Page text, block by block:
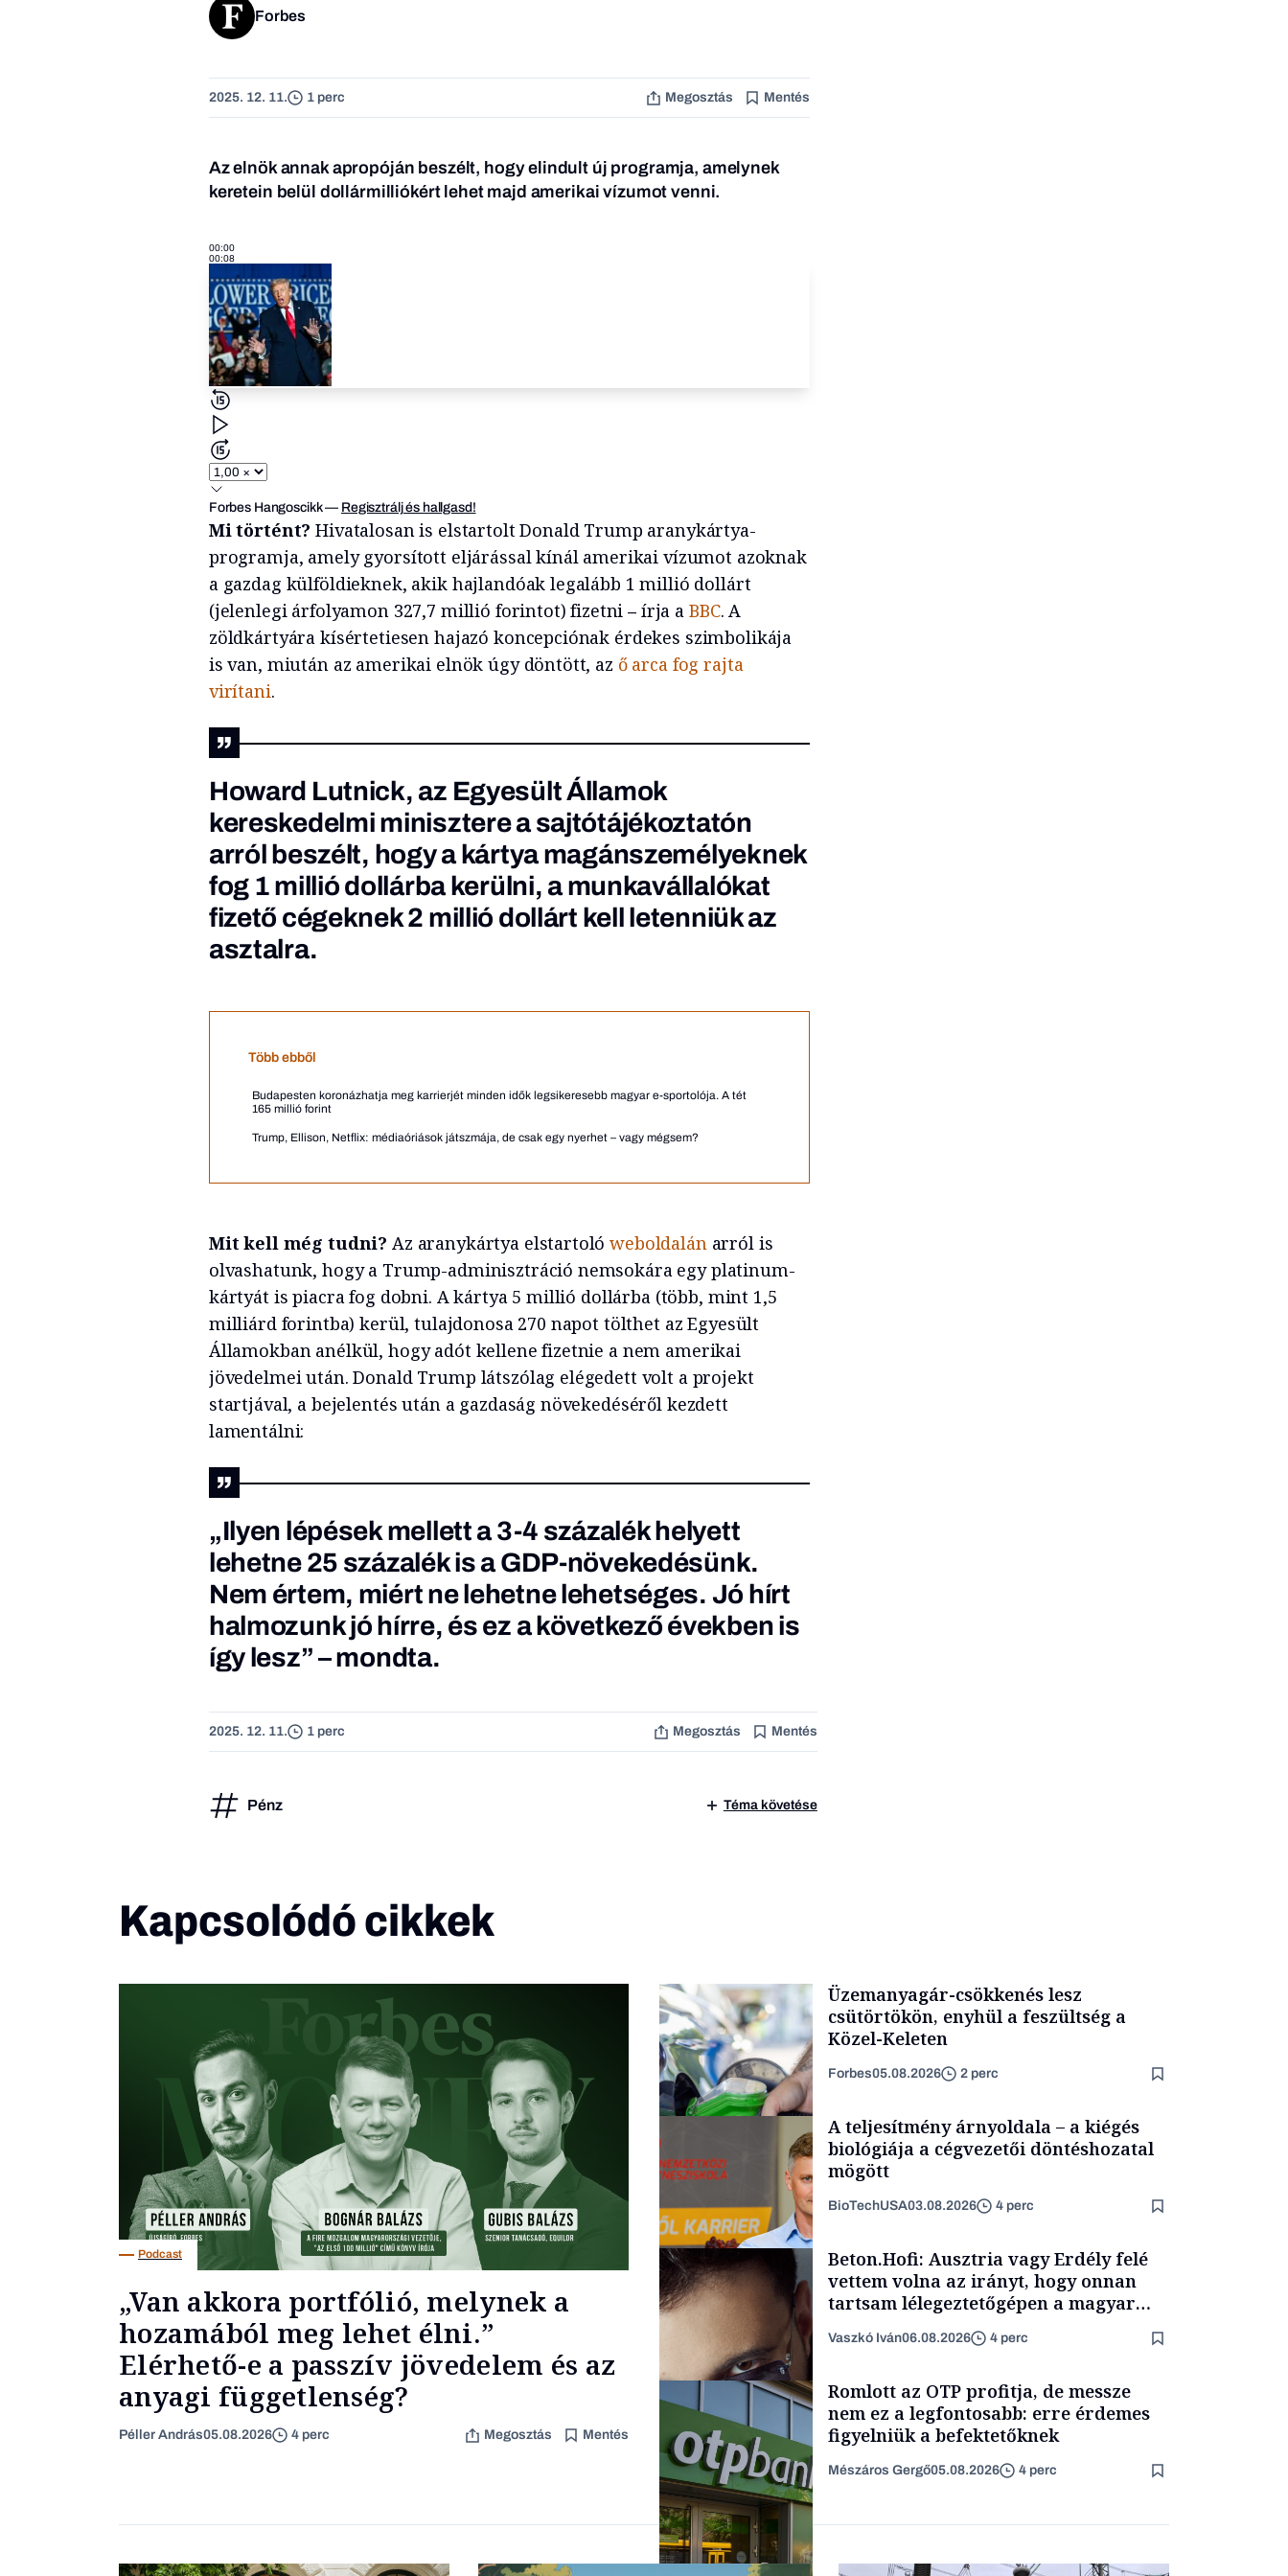
Forbes
2025. 12. 11. 1 perc Megosztás Mentés
Az elnök annak apropóján beszélt, hogy elindult új programja, amelynek
keretein belül dollármilliókért lehet majd amerikai vízumot venni.
00:00
00:08
Forbes Hangoscikk— Regisztrálj és hallgasd!
Mi történt? Hivatalosan is elstartolt Donald Trump aranykártya-
programja, amely gyorsított eljárással kínál amerikai vízumot azoknak
a gazdag külföldieknek, akik hajlandóak legalább 1 millió dollárt
(jelenlegi árfolyamon 327,7 millió forintot) fizetni– írja a BBC. A
zöldkártyára kísértetiesen hajazó koncepciónak érdekes szimbolikája
is van, miután az amerikai elnök úgy döntött, az ő arca fog rajta
virítani.
Howard Lutnick, az Egyesült Államok
kereskedelmi minisztere a sajtótájékoztatón
arról beszélt, hogy a kártya magánszemélyeknek
fog 1 millió dollárba kerülni, a munkavállalókat
fizető cégeknek 2 millió dollárt kell letenniük az
asztalra.
Több ebből
Budapesten koronázhatja meg karrierjét minden idők legsikeresebb magyar e-sportolója. A tét
165 millió forint
Trump, Ellison, Netflix: médiaóriások játszmája, de csak egy nyerhet – vagy mégsem?
Mit kell még tudni? Az aranykártya elstartolóweboldalán arról is
olvashatunk, hogy a Trump-adminisztráció nemsokára egy platinum-
kártyát is piacra fog dobni. A kártya 5 millió dollárba (több, mint 1,5
milliárd forintba) kerül, tulajdonosa 270 napot tölthet az Egyesült
Államokban anélkül, hogy adót kellene fizetnie a nem amerikai
jövedelmei után. Donald Trump látszólag elégedett volt a projekt
startjával, a bejelentés után a gazdaság növekedéséről kezdett
lamentálni:
„Ilyen lépések mellett a 3-4 százalék helyett
lehetne 25 százalék is a GDP-növekedésünk.
Nem értem, miért ne lehetne lehetséges. Jó hírt
halmozunk jó hírre, és ez a következő években is
így lesz” – mondta. ­
2025. 12. 11. 1 perc Megosztás Mentés
Pénz Téma követése
Kapcsolódó cikkek
Podcast
„Van akkora portfólió, melynek a
hozamából meg lehet élni.”
Elérhető-e a passzív jövedelem és az
anyagi függetlenség?
Péller András05.08.2026 4 perc Megosztás Mentés
Üzemanyagár-csökkenés lesz
csütörtökön, enyhül a feszültség a
Közel-Keleten
Forbes05.08.2026 2 perc
Content Lab HUB
A teljesítmény árnyoldala – a kiégés
biológiája a cégvezetői döntéshozatal
mögött
BioTechUSA03.08.2026 4 perc
Forbes-sztori
Beton.Hofi: Ausztria vagy Erdély felé
vettem volna az irányt, hogy onnan
tartsam lélegeztetőgépen a magyar
Vaszkó Iván06.08.2026 4 perc
Romlott az OTP profitja, de messze
nem ez a legfontosabb: erre érdemes
figyelniük a befektetőknek
Mészáros Gergő05.08.2026 4 perc